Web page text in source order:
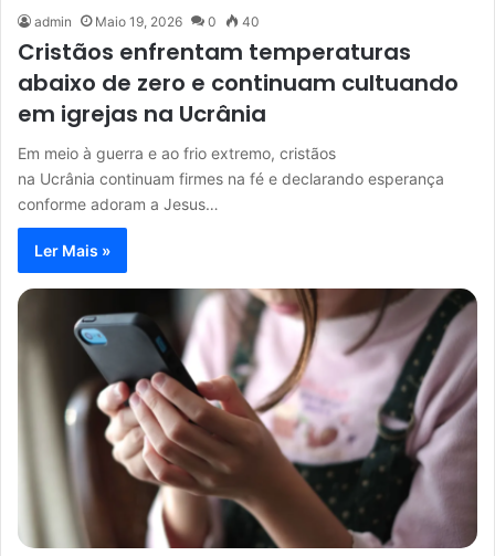
admin Maio 19, 2026 0 40
Cristãos enfrentam temperaturas
abaixo de zero e continuam cultuando
em igrejas na Ucrânia
Em meio à guerra e ao frio extremo, cristãos
na Ucrânia continuam firmes na fé e declarando esperança
conforme adoram a Jesus…
Ler Mais »